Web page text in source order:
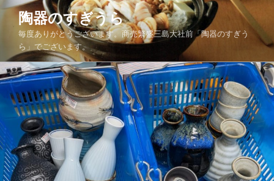
コ
ツ
へ
ッ
プ
陶器のすぎうら
毎度ありがとうございます。商売繁盛三島大社前「陶器のすぎう
ら」でございます。